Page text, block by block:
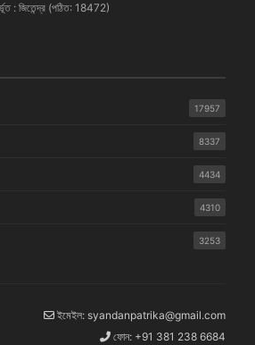
: জিতেন্দ্র (পঠিত: 18472)
17957
8337
4434
4310
3253
ইমেইল: syandanpatrika@gmail.com
ফোন: +91 381 238 6684